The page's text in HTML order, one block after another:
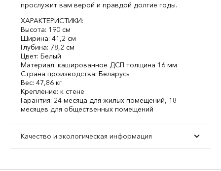
прослужит вам верой и правдой долгие годы.
ХАРАКТЕРИСТИКИ:
Высота: 190 см
Ширина: 41,2 см
Глубина: 78,2 см
Цвет: Белый
Материал: кашированное ДСП толщина 16 мм
Страна производства: Беларусь
Вес: 47,86 кг
Крепление: к стене
Гарантия: 24 месяца для жилых помещений, 18
месяцев для общественных помещений
Качество и экологическая информация